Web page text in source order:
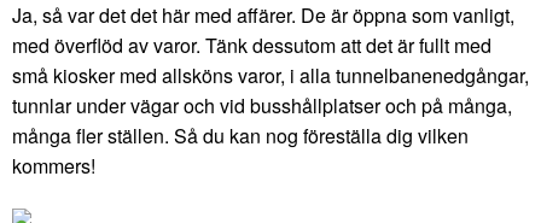
Ja, så var det det här med affärer. De är öppna som vanligt,
med överflöd av varor. Tänk dessutom att det är fullt med
små kiosker med allsköns varor, i alla tunnelbanenedgångar,
tunnlar under vägar och vid busshållplatser och på många,
många fler ställen. Så du kan nog föreställa dig vilken
kommers!